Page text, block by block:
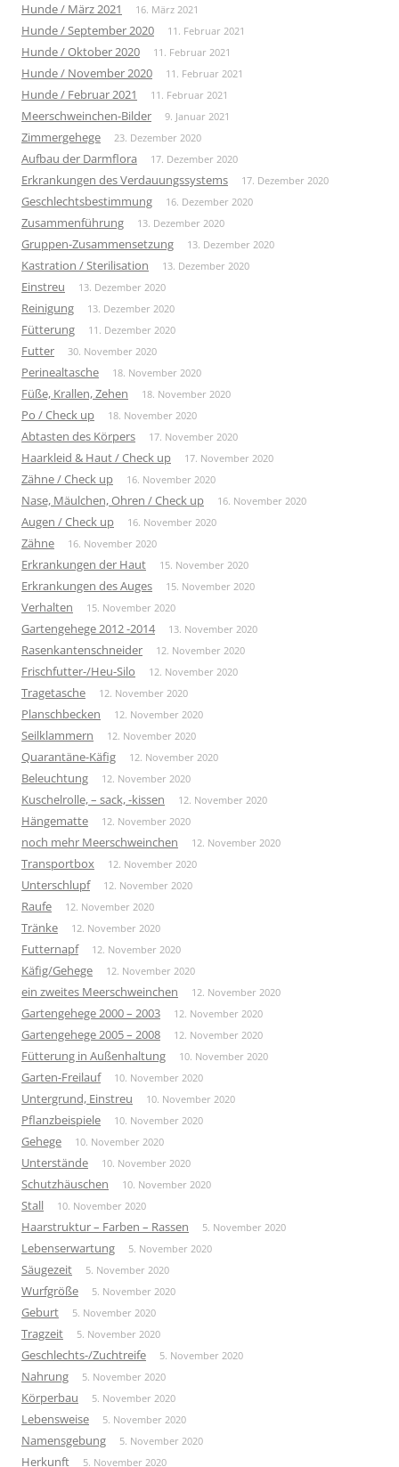
Hunde / März 2021 16. März 2021
Hunde / September 2020 11. Februar 2021
Hunde / Oktober 2020 11. Februar 2021
Hunde / November 2020 11. Februar 2021
Hunde / Februar 2021 11. Februar 2021
Meerschweinchen-Bilder 9. Januar 2021
Zimmergehege 23. Dezember 2020
Aufbau der Darmflora 17. Dezember 2020
Erkrankungen des Verdauungssystems 17. Dezember 2020
Geschlechtsbestimmung 16. Dezember 2020
Zusammenführung 13. Dezember 2020
Gruppen-Zusammensetzung 13. Dezember 2020
Kastration / Sterilisation 13. Dezember 2020
Einstreu 13. Dezember 2020
Reinigung 13. Dezember 2020
Fütterung 11. Dezember 2020
Futter 30. November 2020
Perinealtasche 18. November 2020
Füße, Krallen, Zehen 18. November 2020
Po / Check up 18. November 2020
Abtasten des Körpers 17. November 2020
Haarkleid & Haut / Check up 17. November 2020
Zähne / Check up 16. November 2020
Nase, Mäulchen, Ohren / Check up 16. November 2020
Augen / Check up 16. November 2020
Zähne 16. November 2020
Erkrankungen der Haut 15. November 2020
Erkrankungen des Auges 15. November 2020
Verhalten 15. November 2020
Gartengehege 2012 -2014 13. November 2020
Rasenkantenschneider 12. November 2020
Frischfutter-/Heu-Silo 12. November 2020
Tragetasche 12. November 2020
Planschbecken 12. November 2020
Seilklammern 12. November 2020
Quarantäne-Käfig 12. November 2020
Beleuchtung 12. November 2020
Kuschelrolle, – sack, -kissen 12. November 2020
Hängematte 12. November 2020
noch mehr Meerschweinchen 12. November 2020
Transportbox 12. November 2020
Unterschlupf 12. November 2020
Raufe 12. November 2020
Tränke 12. November 2020
Futternapf 12. November 2020
Käfig/Gehege 12. November 2020
ein zweites Meerschweinchen 12. November 2020
Gartengehege 2000 – 2003 12. November 2020
Gartengehege 2005 – 2008 12. November 2020
Fütterung in Außenhaltung 10. November 2020
Garten-Freilauf 10. November 2020
Untergrund, Einstreu 10. November 2020
Pflanzbeispiele 10. November 2020
Gehege 10. November 2020
Unterstände 10. November 2020
Schutzhäuschen 10. November 2020
Stall 10. November 2020
Haarstruktur – Farben – Rassen 5. November 2020
Lebenserwartung 5. November 2020
Säugezeit 5. November 2020
Wurfgröße 5. November 2020
Geburt 5. November 2020
Tragzeit 5. November 2020
Geschlechts-/Zuchtreife 5. November 2020
Nahrung 5. November 2020
Körperbau 5. November 2020
Lebensweise 5. November 2020
Namensgebung 5. November 2020
Herkunft 5. November 2020